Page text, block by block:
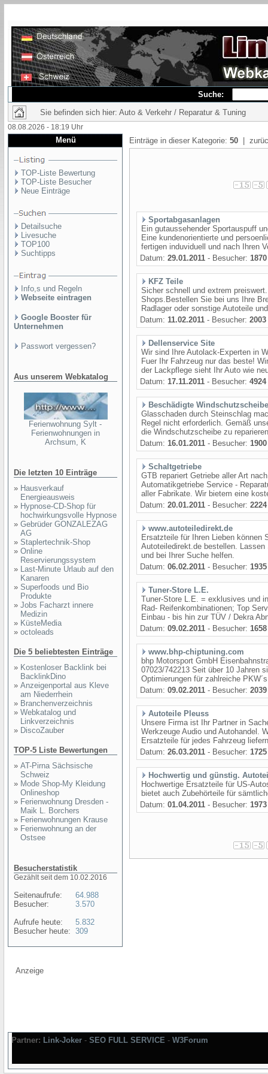
Suche:
Sie befinden sich hier: Auto & Verkehr / Reparatur & Tuning
08.08.2026 - 18:19 Uhr
Menü
TOP-Liste Bewertung
TOP-Liste Besucher
Neue Einträge
Detailsuche
Livesuche
TOP100
Suchtipps
Info,s und Regeln
Webseite eintragen
Google Booster für
Unternehmen
Passwort vergessen?
Aus unserem Webkatalog
Ferienwohnung Sylt -
Ferienwohnungen in
Archsum, K
Die letzten 10 Einträge
» Hausverkauf
Energieausweis
» Hypnose-CD-Shop für
hochwirkungsvolle Hypnose
» Gebrüder GONZALEZAG
AG
» Staplertechnik-Shop
» Online
Reservierungssystem
» Last-Minute Urlaub auf den
Kanaren
» Superfoods und Bio
Produkte
» Jobs Facharzt innere
Medizin
» KüsteMedia
» octoleads
Die 5 beliebtesten Einträge
» Kostenloser Backlink bei
BacklinkDino
» Anzeigenportal aus Kleve
am Niederrhein
» Branchenverzeichnis
» Webkatalog und
Linkverzeichnis
» DiscoZauber
TOP-5 Liste Bewertungen
» AT-Pirna Sächsische
Schweiz
» Mode Shop-My Kleidung
Onlineshop
» Ferienwohnung Dresden -
Maik L. Borchers
» Ferienwohnungen Krause
» Ferienwohnung an der
Ostsee
Besucherstatistik
Gezählt seit dem 10.02.2016
Seitenaufrufe:
Besucher:
Aufrufe heute:
Besucher heute:
64.988
3.570
5.832
309
Einträge in dieser Kategorie: 50 |
Sportabgasanlagen
Ein gutaussehender Sportauspuff
Eine kundenorientierte und
fertigen induviduell und nach Ihren
Datum: 29.01.2011 - Besucher: 1870
KFZ Teile
Sicher schnell und extrem
Shops.Bestellen Sie bei uns Ihre
Radlager oder sonstige Autoteile
Datum: 11.02.2011 - Besucher: 2003
Dellenservice Site
Wir sind Ihre Autolack-Experten in
Fuer Ihr Fahrzeug nur das beste!
der Lackpflege sieht Ihr Auto wie
Datum: 17.11.2011 - Besucher: 4924
Beschädigte Windschutzscheibe
Glasschaden durch Steinschlag
Regel nicht erforderlich. Gemäß
die Windschutzscheibe zu
Datum: 16.01.2011 - Besucher: 1900
Schaltgetriebe
GTB repariert Getriebe aller Art
Automatikgetriebe Service -
aller Fabrikate. Wir bietem eine
Datum: 20.01.2011 - Besucher: 2224
www.autoteiledirekt.de
Ersatzteile für Ihren Lieben können
Autoteiledirekt.de bestellen.
und bei Ihrer Suche helfen.
Datum: 06.02.2011 - Besucher: 1935
Tuner-Store L.E.
Tuner-Store L.E. = exklusives und
Rad- Reifenkombinationen; Top
Einbau - bis hin zur TÜV / Dekra
Datum: 09.02.2011 - Besucher: 1658
www.bhp-chiptuning.com
bhp Motorsport GmbH
07023/742213 Seit über 10 Jahren
Optimierungen für zahlreiche
Datum: 09.02.2011 - Besucher: 2039
Autoteile Pleuss
Unsere Firma ist Ihr Partner in
Werkzeuge Audio und Autohandel.
Ersatzteile für jedes Fahrzeug
Datum: 26.03.2011 - Besucher: 1725
Hochwertig und günstig.
Hochwertige Ersatzteile für US-
bietet auch Zubehörteile für
Datum: 01.04.2011 - Besucher: 1973
Anzeige
Partner: Link-Joker - SEO FULL SERVICE - W3Forum